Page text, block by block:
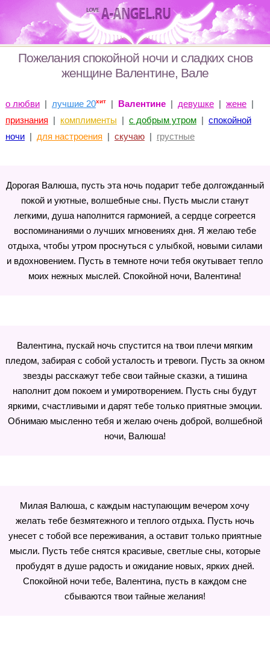
Пожелания спокойной ночи и сладких снов
женщине Валентине, Вале
о любви| лучшие 20хит| Валентине| девушке| жене|
признания | комплименты | с добрым утром| спокойной
ночи| для настроения | скучаю| грустные
Дорогая Валюша, пусть эта ночь подарит тебе долгожданный
покой и уютные, волшебные сны. Пусть мысли станут
легкими, душа наполнится гармонией, а сердце согреется
воспоминаниями о лучших мгновениях дня. Я желаю тебе
отдыха, чтобы утром проснуться с улыбкой, новыми силами
и вдохновением. Пусть в темноте ночи тебя окутывает тепло
моих нежных мыслей. Спокойной ночи, Валентина!
Валентина, пускай ночь спустится на твои плечи мягким
пледом, забирая с собой усталость и тревоги. Пусть за окном
звезды расскажут тебе свои тайные сказки, а тишина
наполнит дом покоем и умиротворением. Пусть сны будут
яркими, счастливыми и дарят тебе только приятные эмоции.
Обнимаю мысленно тебя и желаю очень доброй, волшебной
ночи, Валюша!
Милая Валюша, с каждым наступающим вечером хочу
желать тебе безмятежного и теплого отдыха. Пусть ночь
унесет с тобой все переживания, а оставит только приятные
мысли. Пусть тебе снятся красивые, светлые сны, которые
пробудят в душе радость и ожидание новых, ярких дней.
Спокойной ночи тебе, Валентина, пусть в каждом сне
сбываются твои тайные желания!